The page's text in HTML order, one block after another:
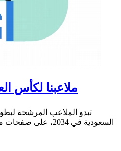
ملاعبنا لكأس
تبدو الملاعب المرشحة
السعودية في 2034،